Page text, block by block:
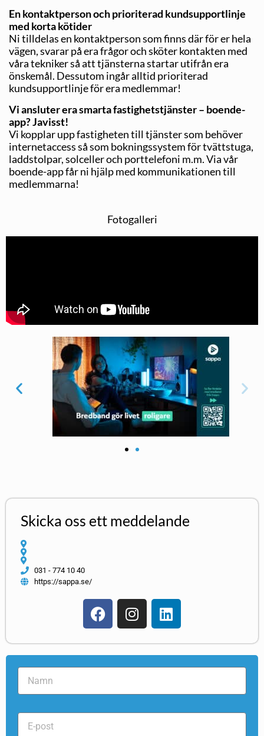
En kontaktperson och prioriterad kundsupportlinje
med korta kötider
Ni tilldelas en kontaktperson som finns där för er hela
vägen, svarar på era frågor och sköter kontakten med
våra tekniker så att tjänsterna startar utifrån era
önskemål. Dessutom ingår alltid prioriterad
kundsupportlinje för era medlemmar!
Vi ansluter era smarta fastighetstjänster – boende-
app? Javisst!
Vi kopplar upp fastigheten till tjänster som behöver
internetaccess så som bokningssystem för tvättstuga,
laddstolpar, solceller och porttelefoni m.m. Via vår
boende-app får ni hjälp med kommunikationen till
medlemmarna!
Fotogalleri
Skicka oss ett meddelande
031 - 774 10 40
https://sappa.se/